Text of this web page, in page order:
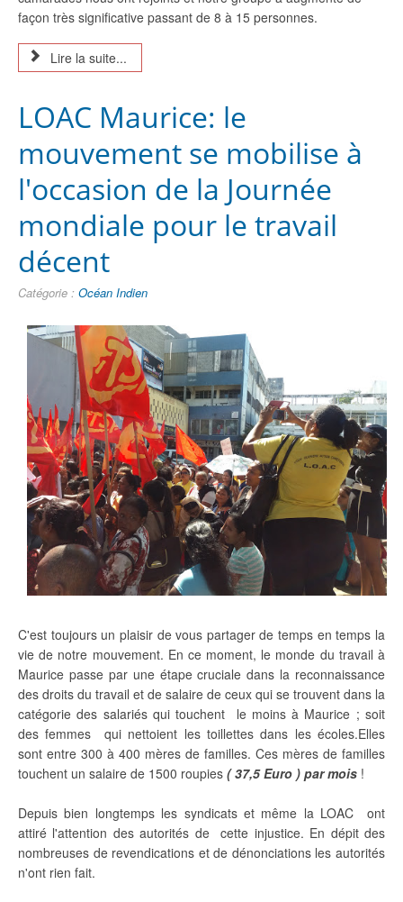
façon très significative passant de 8 à 15 personnes.
Lire la suite...
LOAC Maurice: le
mouvement se mobilise à
l'occasion de la Journée
mondiale pour le travail
décent
Catégorie : Océan Indien
C'est toujours un plaisir de vous partager de temps en temps la
vie de notre mouvement. En ce moment, le monde du travail à
Maurice passe par une étape cruciale dans la reconnaissance
des droits du travail et de salaire de ceux qui se trouvent dans la
catégorie des salariés qui touchent le moins à Maurice ; soit
des femmes qui nettoient les toillettes dans les écoles.Elles
sont entre 300 à 400 mères de familles. Ces mères de familles
touchent un salaire de 1500 roupies ( 37,5 Euro ) par mois !
Depuis bien longtemps les syndicats et même la LOAC ont
attiré l'attention des autorités de cette injustice. En dépit des
nombreuses de revendications et de dénonciations les autorités
n'ont rien fait.